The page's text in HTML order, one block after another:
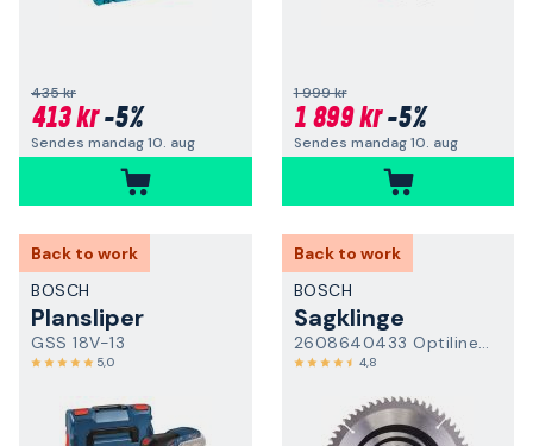
435 kr
413 kr-5%
Sendes mandag 10. aug
1 999 kr
1 899 kr-5%
Sendes mandag 10. aug
Back to work
BOSCH
Plansliper
GSS 18V-13
5,0
Back to work
BOSCH
Sagklinge
2608640433 Optiline Wood
4,8